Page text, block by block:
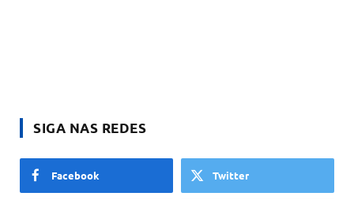
SIGA NAS REDES
Facebook Twitter